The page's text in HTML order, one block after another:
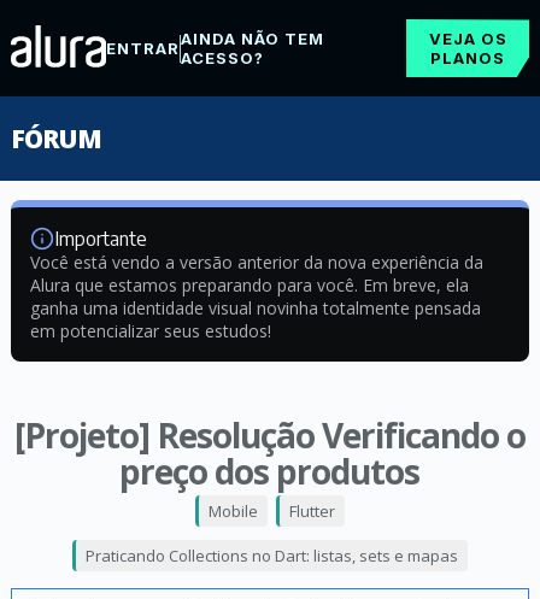
ENTRARAINDA NÃO TEM
ACESSO?
VEJA OS
PLANOS
FÓRUM
Importante
Você está vendo a versão anterior da nova experiência da
Alura que estamos preparando para você. Em breve, ela
ganha uma identidade visual novinha totalmente pensada
em potencializar seus estudos!
[Projeto] Resolução Verificando o
preço dos produtos
Mobile Flutter
Praticando Collections no Dart: listas, sets e mapas